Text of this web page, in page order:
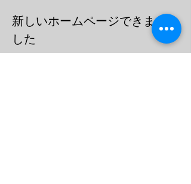
​新しいホームページできま
した